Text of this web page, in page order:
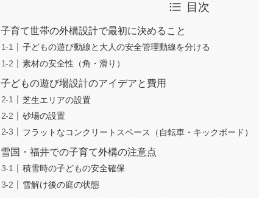
目次
子育て世帯の外構設計で最初に決めること
子どもの遊び動線と大人の安全管理動線を分ける
素材の安全性（角・滑り）
子どもの遊び場設計のアイデアと費用
芝生エリアの設置
砂場の設置
フラットなコンクリートスペース（自転車・キックボード）
雪国・福井での子育て外構の注意点
積雪時の子どもの安全確保
雪解け後の庭の状態